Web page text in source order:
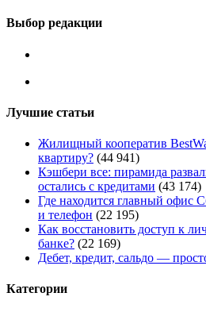
Выбор редакции
Лучшие статьи
Жилищный кооператив
квартиру? (44 941)
Кэшбери все: пирамида
остались с кредитами (43 174)
Где находится главный офис
и телефон (22 195)
Как восстановить доступ к
банке? (22 169)
Дебет, кредит, сальдо —
Категории